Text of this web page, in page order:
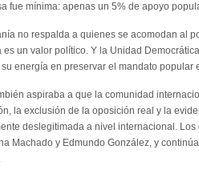
fue mínima: apenas un 5% de apoyo
no respalda a quienes se acomodan al
es un valor político. Y la Unidad
energía en preservar el mandato popular
aspiraba a que la comunidad
la exclusión de la oposición real y la
deslegitimada a nivel internacional.
Machado y Edmundo González, y